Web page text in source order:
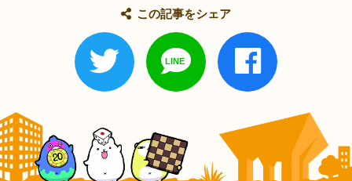
この記事をシェア